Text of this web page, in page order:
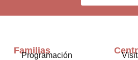
Familias
Programación